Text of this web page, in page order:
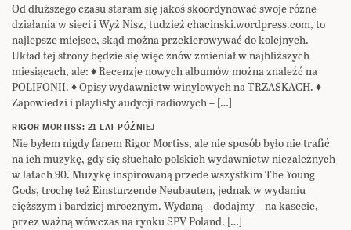
Od dłuższego czasu staram się jakoś skoordynować swoje różne
działania w sieci i Wyż Nisz, tudzież chacinski.wordpress.com, to
najlepsze miejsce, skąd można przekierowywać do kolejnych.
Układ tej strony będzie się więc znów zmieniał w najbliższych
miesiącach, ale: ♦ Recenzje nowych albumów można znaleźć na
POLIFONII. ♦ Opisy wydawnictw winylowych na TRZASKACH. ♦
Zapowiedzi i playlisty audycji radiowych – […]
RIGOR MORTISS: 21 LAT PÓŹNIEJ
Nie byłem nigdy fanem Rigor Mortiss, ale nie sposób było nie trafić
na ich muzykę, gdy się słuchało polskich wydawnictw niezależnych
w latach 90. Muzykę inspirowaną przede wszystkim The Young
Gods, trochę też Einsturzende Neubauten, jednak w wydaniu
cięższym i bardziej mrocznym. Wydaną – dodajmy – na kasecie,
przez ważną wówczas na rynku SPV Poland. […]